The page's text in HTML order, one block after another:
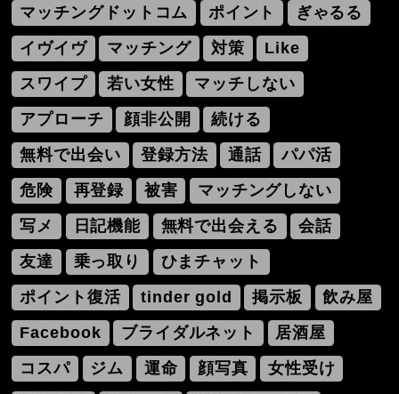
マッチングドットコム
ポイント
ぎゃるる
イヴイヴ
マッチング 対策
Like
スワイプ
若い女性
マッチしない
アプローチ
顔非公開
続ける
無料で出会い
登録方法 通話
パパ活
危険
再登録 被害
マッチングしない
写メ
日記機能 無料で出会える
会話
友達
乗っ取り
ひまチャット
ポイント復活
tinder gold 掲示板
飲み屋
Facebook
ブライダルネット
居酒屋
コスパ
ジム 運命 顔写真
女性受け